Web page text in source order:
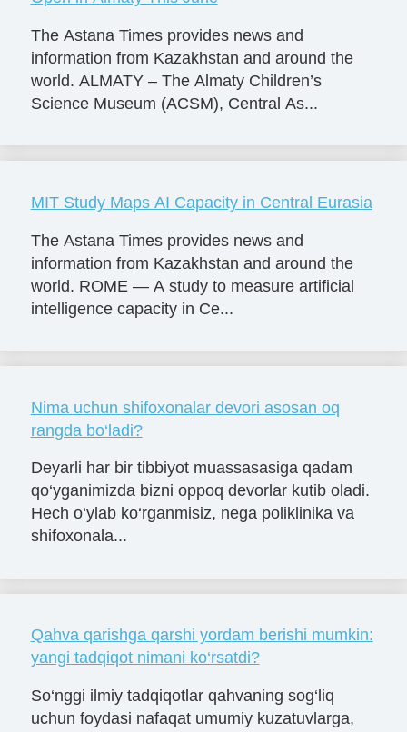
The Astana Times provides news and
information from Kazakhstan and around the
world. ALMATY – The Almaty Children’s
Science Museum (ACSM), Central As...
MIT Study Maps AI Capacity in Central Eurasia
The Astana Times provides news and
information from Kazakhstan and around the
world. ROME — A study to measure artificial
intelligence capacity in Ce...
Nima uchun shifoxonalar devori asosan oq
rangda bo‘ladi?
Deyarli har bir tibbiyot muassasasiga qadam
qo‘yganimizda bizni oppoq devorlar kutib oladi.
Hech o‘ylab ko‘rganmisiz, nega poliklinika va
shifoxonala...
Qahva qarishga qarshi yordam berishi mumkin:
yangi tadqiqot nimani ko‘rsatdi?
So‘nggi ilmiy tadqiqotlar qahvaning sog‘liq
uchun foydasi nafaqat umumiy kuzatuvlarga,